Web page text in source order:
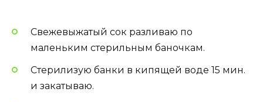
Свежевыжатый сок разливаю по
маленьким стерильным баночкам.
Стерилизую банки в кипящей воде 15 мин.
и закатываю.